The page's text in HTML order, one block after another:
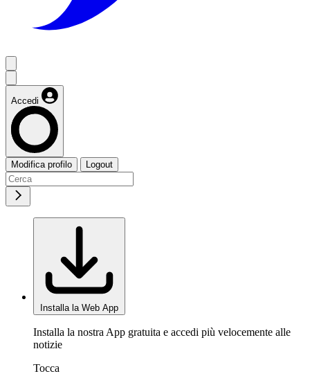
Accedi
Modifica profilo Logout
Installa la Web App
Installa la nostra App gratuita e accedi più velocemente alle
notizie
Tocca